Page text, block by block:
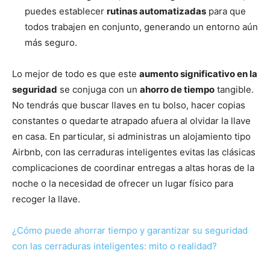
puedes establecer rutinas automatizadas para que
todos trabajen en conjunto, generando un entorno aún
más seguro.
Lo mejor de todo es que este aumento significativo en la
seguridad se conjuga con un ahorro de tiempo tangible.
No tendrás que buscar llaves en tu bolso, hacer copias
constantes o quedarte atrapado afuera al olvidar la llave
en casa. En particular, si administras un alojamiento tipo
Airbnb, con las cerraduras inteligentes evitas las clásicas
complicaciones de coordinar entregas a altas horas de la
noche o la necesidad de ofrecer un lugar físico para
recoger la llave.
¿Cómo puede ahorrar tiempo y garantizar su seguridad
con las cerraduras inteligentes: mito o realidad?